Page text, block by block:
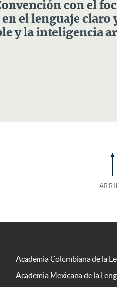
con el
el lenguaje claro
y la inteligencia
Academia Colombiana de la
Academia Mexicana de la